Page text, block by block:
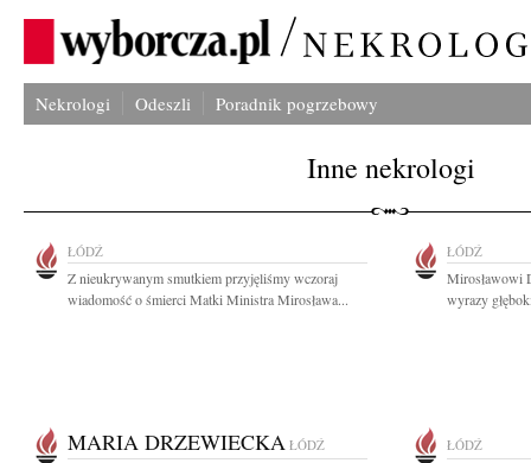
Nekrologi Odeszli Poradnik pogrzebowy
Inne nekrologi
ŁÓDŹ
Z nieukrywanym smutkiem przyjęliśmy wczoraj
wiadomość o śmierci Matki Ministra Mirosława...
ŁÓDŹ
Mirosławowi
wyrazy
MARIA DRZEWIECKA ŁÓDŹ ŁÓDŹ